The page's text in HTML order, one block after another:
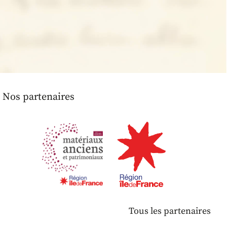
Nos partenaires
Tous les partenaires